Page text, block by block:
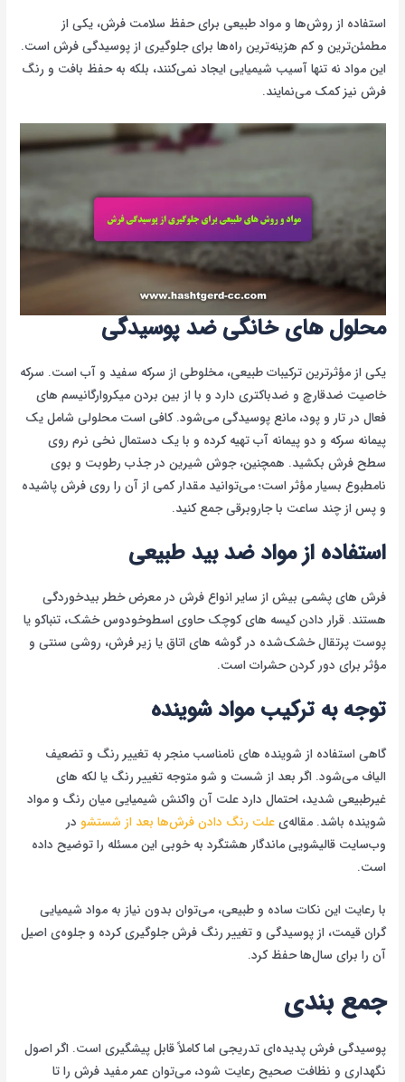
استفاده از روش‌ها و مواد طبیعی برای حفظ سلامت فرش، یکی از
مطمئن‌ترین و کم هزینه‌ترین راه‌ها برای جلوگیری از پوسیدگی فرش است.
این مواد نه تنها آسیب شیمیایی ایجاد نمی‌کنند، بلکه به حفظ بافت و رنگ
فرش نیز کمک می‌نمایند.
محلول های خانگی ضد پوسیدگی
یکی از مؤثرترین ترکیبات طبیعی، مخلوطی از سرکه سفید و آب است. سرکه
خاصیت ضدقارچ و ضدباکتری دارد و با از بین بردن میکروارگانیسم های
فعال در تار و پود، مانع پوسیدگی می‌شود. کافی است محلولی شامل یک
پیمانه سرکه و دو پیمانه آب تهیه کرده و با یک دستمال نخی نرم روی
سطح فرش بکشید. همچنین، جوش شیرین در جذب رطوبت و بوی
نامطبوع بسیار مؤثر است؛ می‌توانید مقدار کمی از آن را روی فرش پاشیده
و پس از چند ساعت با جاروبرقی جمع کنید.
استفاده از مواد ضد بید طبیعی
فرش های پشمی بیش از سایر انواع فرش در معرض خطر بیدخوردگی
هستند. قرار دادن کیسه های کوچک حاوی اسطوخودوس خشک، تنباکو یا
پوست پرتقال خشک‌شده در گوشه های اتاق یا زیر فرش، روشی سنتی و
مؤثر برای دور کردن حشرات است.
توجه به ترکیب مواد شوینده
گاهی استفاده از شوینده های نامناسب منجر به تغییر رنگ و تضعیف
الیاف می‌شود. اگر بعد از شست و شو متوجه تغییر رنگ یا لکه های
غیرطبیعی شدید، احتمال دارد علت آن واکنش شیمیایی میان رنگ و مواد
شوینده باشد. مقاله‌یعلت رنگ دادن فرش‌ها بعد از شستشو در
وب‌سایت قالیشویی ماندگار هشتگرد به خوبی این مسئله را توضیح داده
است.
با رعایت این نکات ساده و طبیعی، می‌توان بدون نیاز به مواد شیمیایی
گران قیمت، از پوسیدگی و تغییر رنگ فرش جلوگیری کرده و جلوه‌ی اصیل
آن را برای سال‌ها حفظ کرد.
جمع بندی
پوسیدگی فرش پدیده‌ای تدریجی اما کاملاً قابل پیشگیری است. اگر اصول
نگهداری و نظافت صحیح رعایت شود، می‌توان عمر مفید فرش را تا